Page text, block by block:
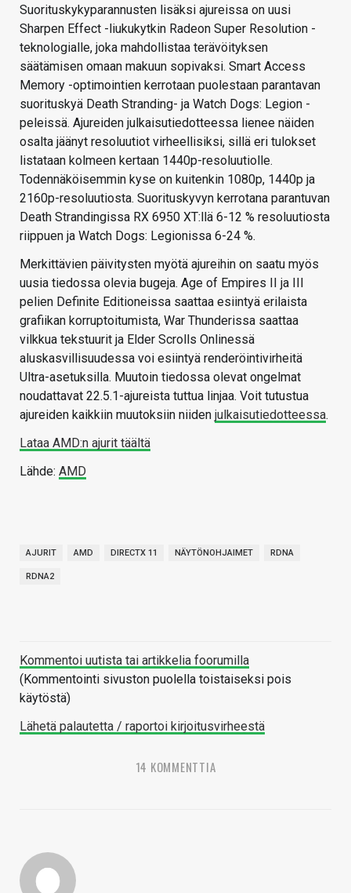
Suorituskykyparannusten lisäksi ajureissa on uusi
Sharpen Effect -liukukytkin Radeon Super Resolution -
teknologialle, joka mahdollistaa terävöityksen
säätämisen omaan makuun sopivaksi. Smart Access
Memory -optimointien kerrotaan puolestaan parantavan
suorituskyä Death Stranding- ja Watch Dogs: Legion -
peleissä. Ajureiden julkaisutiedotteessa lienee näiden
osalta jäänyt resoluutiot virheellisiksi, sillä eri tulokset
listataan kolmeen kertaan 1440p-resoluutiolle.
Todennäköisemmin kyse on kuitenkin 1080p, 1440p ja
2160p-resoluutiosta. Suorituskyvyn kerrotana parantuvan
Death Strandingissa RX 6950 XT:llä 6-12 % resoluutiosta
riippuen ja Watch Dogs: Legionissa 6-24 %.
Merkittävien päivitysten myötä ajureihin on saatu myös
uusia tiedossa olevia bugeja. Age of Empires II ja III
pelien Definite Editioneissa saattaa esiintyä erilaista
grafiikan korruptoitumista, War Thunderissa saattaa
vilkkua tekstuurit ja Elder Scrolls Onlinessä
aluskasvillisuudessa voi esiintyä renderöintivirheitä
Ultra-asetuksilla. Muutoin tiedossa olevat ongelmat
noudattavat 22.5.1-ajureista tuttua linjaa. Voit tutustua
ajureiden kaikkiin muutoksiin niiden julkaisutiedotteessa.
Lataa AMD:n ajurit täältä
Lähde: AMD
AJURIT AMD DIRECTX 11 NÄYTÖNOHJAIMET RDNA
RDNA2
Kommentoi uutista tai artikkelia foorumilla
(Kommentointi sivuston puolella toistaiseksi pois
käytöstä)
Lähetä palautetta / raportoi kirjoitusvirheestä
14 KOMMENTTIA